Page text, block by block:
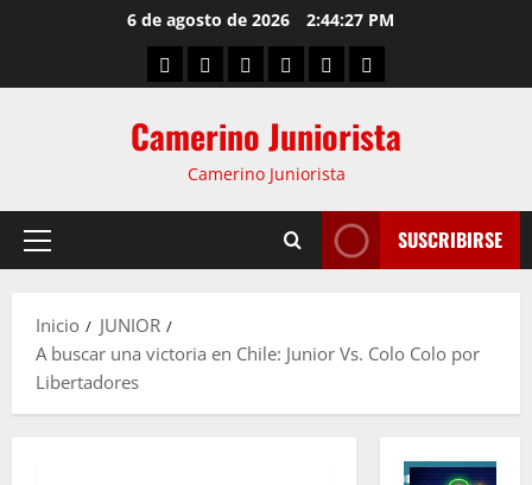
6 de agosto de 2026 2:44:27 PM
Camerino Juniorista
Camerino Juniorista
SUSCRIBIRSE
Inicio
JUNIOR
A buscar una victoria en Chile: Junior Vs. Colo Colo por
Libertadores